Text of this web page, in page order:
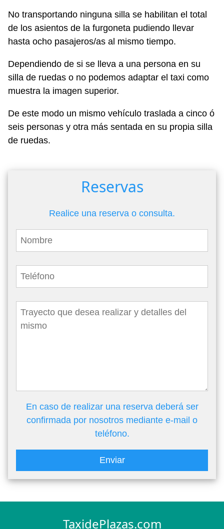
No transportando ninguna silla se habilitan el total
de los asientos de la furgoneta pudiendo llevar
hasta ocho pasajeros/as al mismo tiempo.
Dependiendo de si se lleva a una persona en su
silla de ruedas o no podemos adaptar el taxi como
muestra la imagen superior.
De este modo un mismo vehículo traslada a cinco ó
seis personas y otra más sentada en su propia silla
de ruedas.
Reservas
Realice una reserva o consulta.
En caso de realizar una reserva deberá ser
confirmada por nosotros mediante e-mail o
teléfono.
Enviar
TaxidePlazas.com